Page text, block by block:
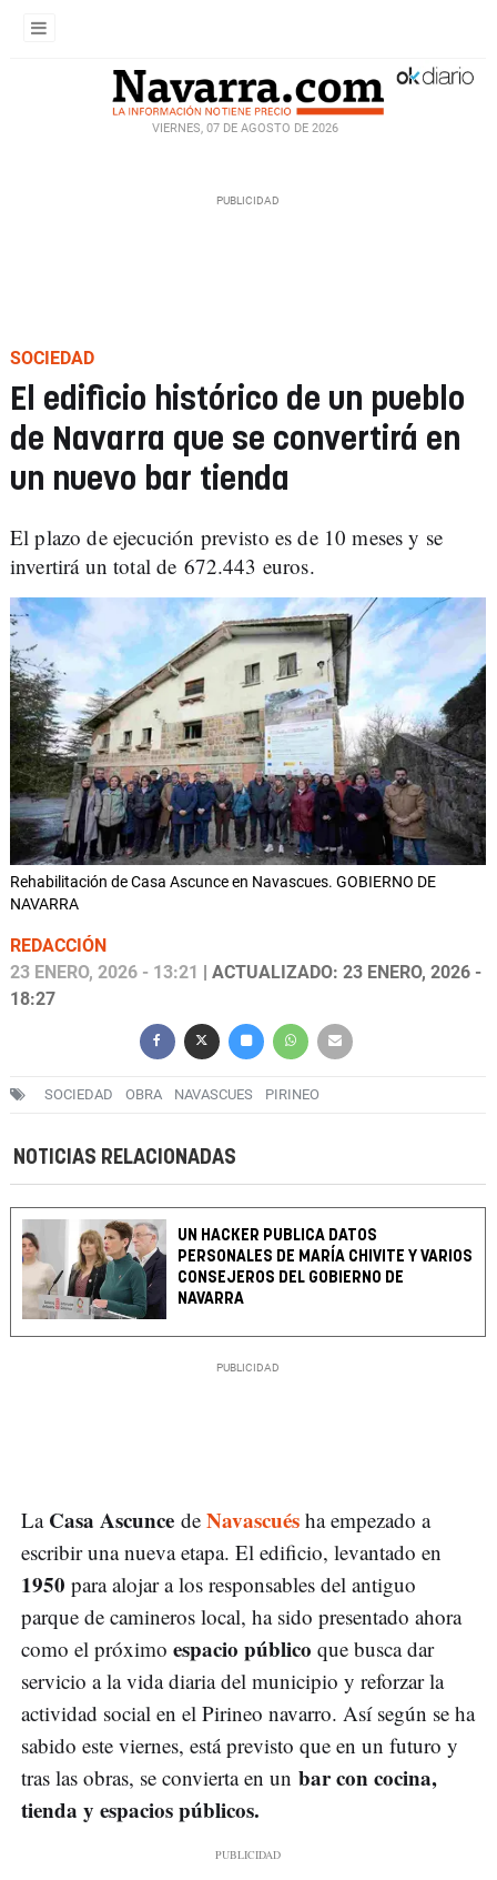
VIERNES, 07 DE AGOSTO DE 2026
SOCIEDAD
El edificio histórico de un pueblo
de Navarra que se convertirá en
un nuevo bar tienda
El plazo de ejecución previsto es de 10 meses y se
invertirá un total de 672.443 euros.
Rehabilitación de Casa Ascunce en Navascues. GOBIERNO DE
NAVARRA
REDACCIÓN
23 ENERO, 2026 - 13:21
| ACTUALIZADO: 23 ENERO, 2026 -
18:27
SOCIEDAD OBRA NAVASCUES PIRINEO
NOTICIAS RELACIONADAS
UN HACKER PUBLICA DATOS
PERSONALES DE MARÍA CHIVITE Y VARIOS
CONSEJEROS DEL GOBIERNO DE
NAVARRA
La Casa Ascunce de Navascués ha empezado a
escribir una nueva etapa. El edificio, levantado en
1950 para alojar a los responsables del antiguo
parque de camineros local, ha sido presentado ahora
como el próximo espacio público que busca dar
servicio a la vida diaria del municipio y reforzar la
actividad social en el Pirineo navarro. Así según se ha
sabido este viernes, está previsto que en un futuro y
tras las obras, se convierta en un bar con cocina,
tienda y espacios públicos.